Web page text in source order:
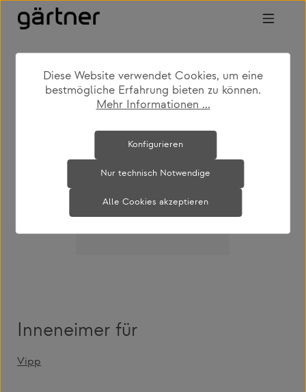
Zum Hauptinhalt springen
Bildergalerie überspringen
Inneneimer für
Vipp
Diese Website verwendet Cookies, um eine
bestmögliche Erfahrung bieten zu können.
Mehr Informationen ...
Nur technisch Notwendige
Konfigurieren
Alle Cookies akzeptieren